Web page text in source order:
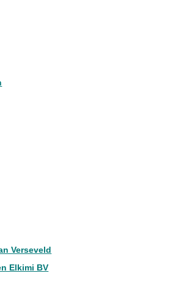
Verseveld
Elkimi BV